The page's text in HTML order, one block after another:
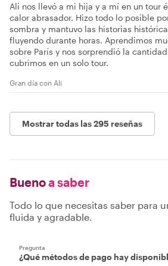
Ali nos llevó a mi hija y a mí en un tour
calor abrasador. Hizo todo lo posible
sombra y mantuvo las historias
fluyendo durante horas. Aprendimos
sobre París y nos sorprendió la
cubrimos en un solo tour.
Gran día con Ali
Mostrar todas las 295 reseñas
Buenoa saber
Todo lo que necesitas saber para
fluida y agradable.
Pregunta
¿Qué métodos de pago hay